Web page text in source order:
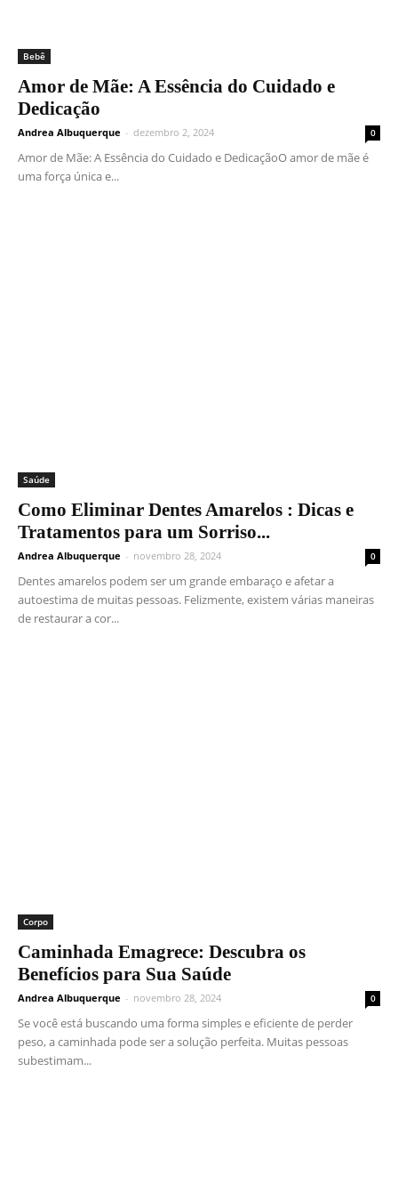
Bebê
Amor de Mãe: A Essência do Cuidado e
Dedicação
Andrea Albuquerque - dezembro 2, 2024 0
Amor de Mãe: A Essência do Cuidado e DedicaçãoO amor de mãe é
uma força única e...
Saúde
Como Eliminar Dentes Amarelos : Dicas e
Tratamentos para um Sorriso...
Andrea Albuquerque - novembro 28, 2024 0
Dentes amarelos podem ser um grande embaraço e afetar a
autoestima de muitas pessoas. Felizmente, existem várias maneiras
de restaurar a cor...
Corpo
Caminhada Emagrece: Descubra os
Benefícios para Sua Saúde
Andrea Albuquerque - novembro 28, 2024 0
Se você está buscando uma forma simples e eficiente de perder
peso, a caminhada pode ser a solução perfeita. Muitas pessoas
subestimam...